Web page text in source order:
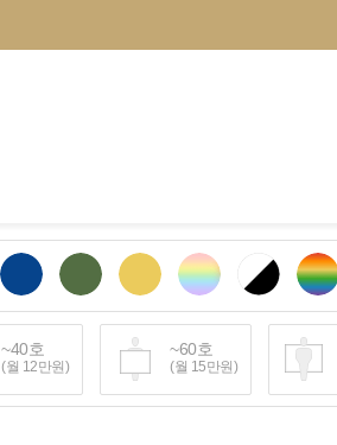
~40호
(월 12만원)
~60호
(월 15만원)